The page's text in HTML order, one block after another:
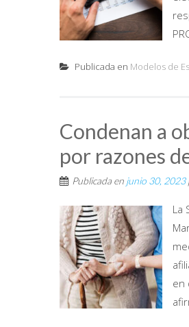
Publicada en Modelos de
Condenan a
por razones
Publicada en junio 30, 2023
La
en